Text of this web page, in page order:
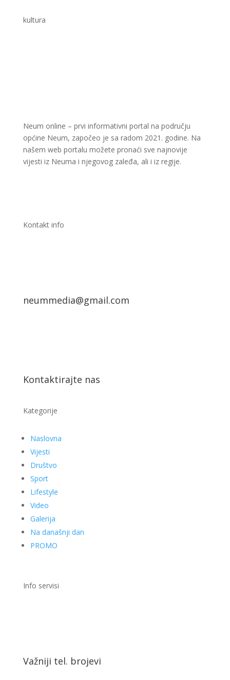
kultura
Neum online – prvi informativni portal na području
općine Neum, započeo je sa radom 2021. godine. Na
našem web portalu možete pronaći sve najnovije
vijesti iz Neuma i njegovog zaleđa, ali i iz regije.
Kontakt info
neummedia@gmail.com
Kontaktirajte nas
Kategorije
Naslovna
Vijesti
Društvo
Sport
Lifestyle
Video
Galerija
Na današnji dan
PROMO
Info servisi
Važniji tel. brojevi